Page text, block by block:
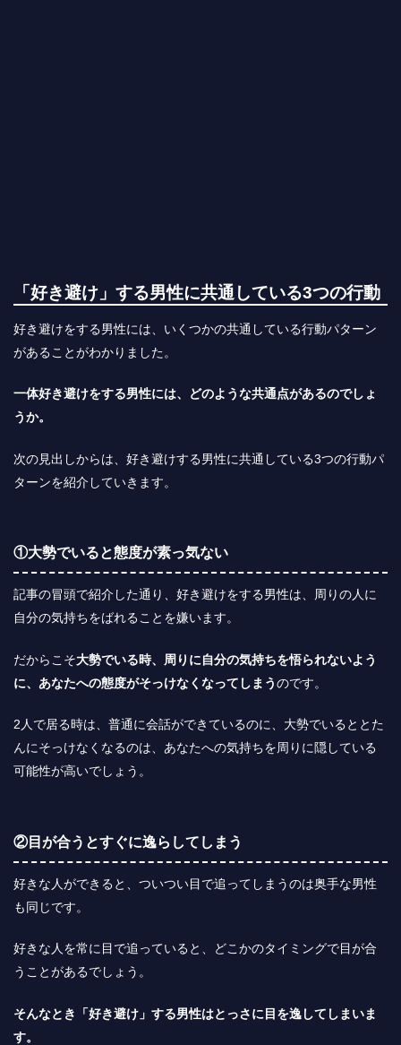
「好き避け」する男性に共通している3つの行動
好き避けをする男性には、いくつかの共通している行動パターン
があることがわかりました。
一体好き避けをする男性には、どのような共通点があるのでしょ
うか。
次の見出しからは、好き避けする男性に共通している3つの行動パ
ターンを紹介していきます。
①大勢でいると態度が素っ気ない
記事の冒頭で紹介した通り、好き避けをする男性は、周りの人に
自分の気持ちをばれることを嫌います。
だからこそ大勢でいる時、周りに自分の気持ちを悟られないよう
に、あなたへの態度がそっけなくなってしまう のです。
2人で居る時は、普通に会話ができているのに、大勢でいるととた
んにそっけなくなるのは、あなたへの気持ちを周りに隠している
可能性が高いでしょう。
②目が合うとすぐに逸らしてしまう
好きな人ができると、ついつい目で追ってしまうのは奥手な男性
も同じです。
好きな人を常に目で追っていると、どこかのタイミングで目が合
うことがあるでしょう。
そんなとき「好き避け」する男性はとっさに目を逸してしまいま
す。